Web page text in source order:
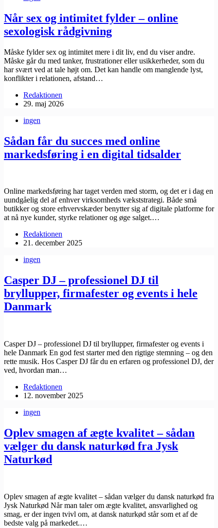
Når sex og intimitet fylder – online
sexologisk rådgivning
Måske fylder sex og intimitet mere i dit liv, end du viser andre.
Måske går du med tanker, frustrationer eller usikkerheder, som du
har svært ved at tale højt om. Det kan handle om manglende lyst,
konflikter i relationen, afstand…
Redaktionen
29. maj 2026
ingen
Sådan får du succes med online
markedsføring i en digital tidsalder
Online markedsføring har taget verden med storm, og det er i dag en
uundgåelig del af enhver virksomheds vækststrategi. Både små
butikker og store erhvervskæder benytter sig af digitale platforme for
at nå nye kunder, styrke relationer og øge salget.…
Redaktionen
21. december 2025
ingen
Casper DJ – professionel DJ til
bryllupper, firmafester og events i hele
Danmark
Casper DJ – professionel DJ til bryllupper, firmafester og events i
hele Danmark En god fest starter med den rigtige stemning – og den
rette musik. Hos ​Casper DJ får du en erfaren og professionel DJ, der
ved, hvordan man…
Redaktionen
12. november 2025
ingen
Oplev smagen af ægte kvalitet – sådan
vælger du dansk naturkød fra Jysk
Naturkød
Oplev smagen af ægte kvalitet – sådan vælger du dansk naturkød fra
Jysk Naturkød Når man taler om ægte kvalitet, ansvarlighed og
smag, er der ingen tvivl om, at dansk naturkød står som et af de
bedste valg på markedet.…